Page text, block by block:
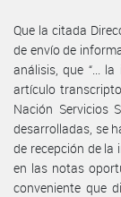
Que la citada
de envío de
análisis, que “...
artículo
Nación Servicios
desarrolladas, se
de recepción de
en las notas
conveniente que